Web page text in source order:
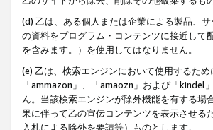
(d) 乙は、ある個人または企業による製品、
の資料をプログラム・コンテンツに接近して
を含みます。）を使用してはなりません。
(e) 乙は、検索エンジンにおいて使用するた
「ammazon」、「amaozn」および「kindel
ん。当該検索エンジンが除外機能を有する
果に伴って乙の宣伝コンテンツを表示させる
入札による除外を要請等）ものとします。